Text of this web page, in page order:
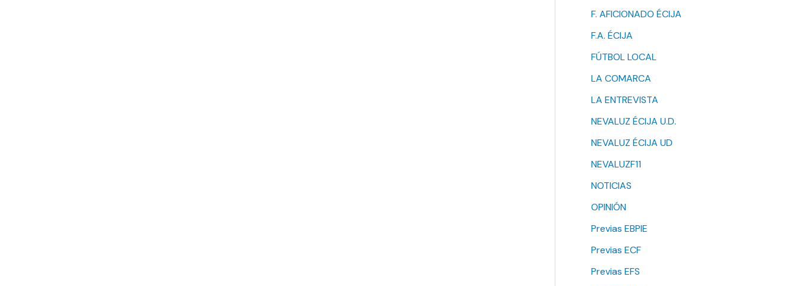
F. AFICIONADO ÉCIJA
F.A. ÉCIJA
FÚTBOL LOCAL
LA COMARCA
LA ENTREVISTA
NEVALUZ ÉCIJA U.D.
NEVALUZ ÉCIJA UD
NEVALUZF11
NOTICIAS
OPINIÓN
Previas EBPIE
Previas ECF
Previas EFS